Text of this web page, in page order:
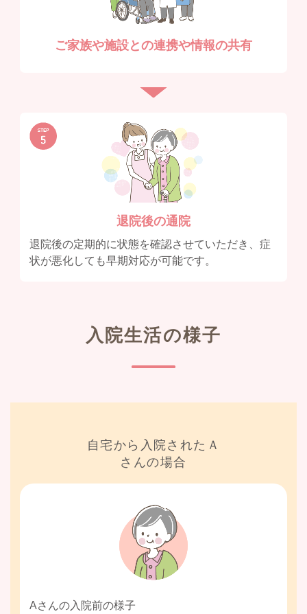
ご家族や施設との連携や情報の共有
退院後の通院
退院後の定期的に状態を確認させていただき、症
状が悪化しても早期対応が可能です。
入院生活の様子
自宅から入院されたＡ
さんの場合
Aさんの入院前の様子